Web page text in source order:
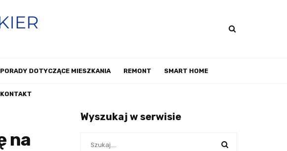
PORADY DOTYCZĄCE MIESZKANIA REMONT SMART HOME
KONTAKT
na
Wyszukaj w serwisie